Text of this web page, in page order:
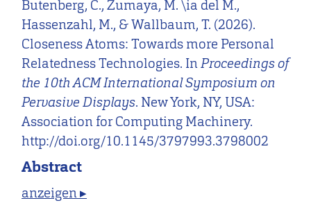
Butenberg, C., Zumaya, M. \ia del M.,
Hassenzahl, M., & Wallbaum, T. (2026).
Closeness Atoms: Towards more Personal
Relatedness Technologies. InProceedings of
the 10th ACM International Symposium on
Pervasive Displays. New York, NY, USA:
Association for Computing Machinery.
http://doi.org/10.1145/3797993.3798002
Abstract
anzeigen ▸